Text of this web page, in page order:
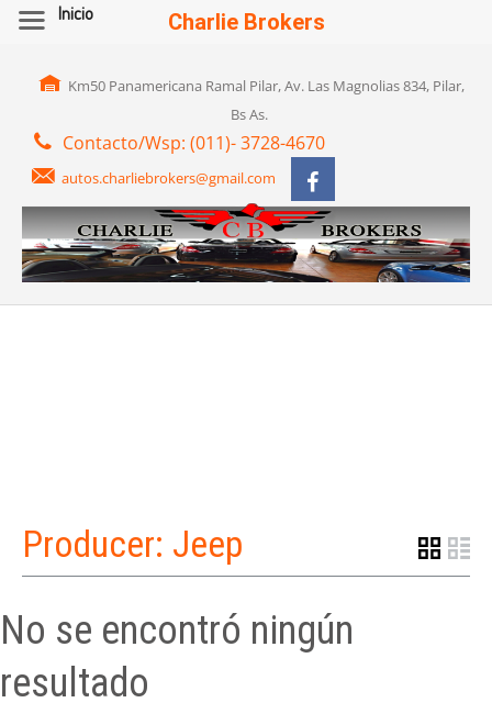
Km50 Panamericana Ramal Pilar, Av. Las Magnolias 834, Pilar,
Bs As.
Contacto/Wsp: (011)- 3728-4670
autos.charliebrokers@gmail.com
Producer: Jeep
No se encontró ningún
resultado
Inicio Charlie Brokers